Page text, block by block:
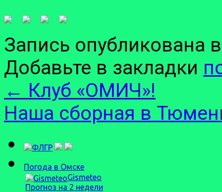
Запись опубликована
Добавьте в закладки
← Клуб «ОМИЧ»!
Наша сборная в
Погода в Омске
Gismeteo
Прогноз на 2 недели